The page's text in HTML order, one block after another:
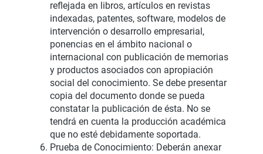
reflejada en libros, artículos en revistas
indexadas, patentes, software, modelos de
intervención o desarrollo empresarial,
ponencias en el ámbito nacional o
internacional con publicación de memorias
y productos asociados con apropiación
social del conocimiento. Se debe presentar
copia del documento donde se pueda
constatar la publicación de ésta. No se
tendrá en cuenta la producción académica
que no esté debidamente soportada.
Prueba de Conocimiento: Deberán anexar